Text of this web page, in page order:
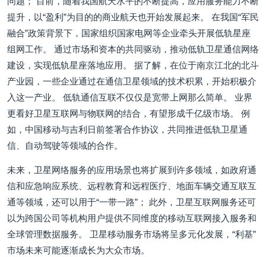
提升，以“盈利”为目的的商业航天也开始发展起来。 在我国“军民
融合”政策背景下，国家组织国家电网等企业牵头开展低轨星座
组网工作。 通过市场和资本的共同驱动，推动低轨卫星通信网络
建设，实现低轨星座落地应用。 据了解，在位于南京江北的北斗
产业园，一些企业通过在通信卫星领域的技术积累，开始积极介
入这一产业。 低轨通信互联不仅仅是宽带上网那么简单。 业界
更看好卫星互联网与物联网的结合，有望形成千亿级市场。 例
如，中国移动与吉利日前签署合作协议，共同推进低轨卫星通
信、自动驾驶等领域的合作。
未来，卫星网络服务的应用场景也将扩展到许多领域，如政府通
信和应急响应系统、远程教育和远程医疗、地面车辆交通互联互
通等领域，还可以用于“一带一路”； 此外，卫星互联网服务还可
以为跨国公司等机构用户提供不同维度的移动互联网接入服务和
全球管理数据服务。 卫星移动服务市场将呈多元化发展，“利基”
市场未来可能逐渐成长为大众市场。